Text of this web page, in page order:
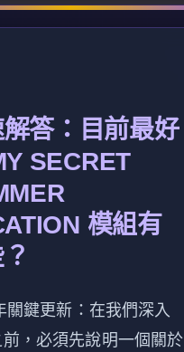
答：目前最好
SECRET
模組有
關鍵更新：在我們深入
，必須先說明一個關於